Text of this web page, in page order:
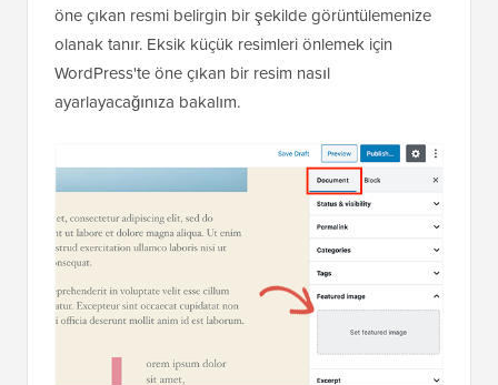
öne çıkan resmi belirgin bir şekilde görüntülemenize
olanak tanır. Eksik küçük resimleri önlemek için
WordPress'te öne çıkan bir resim nasıl
ayarlayacağınıza bakalım.